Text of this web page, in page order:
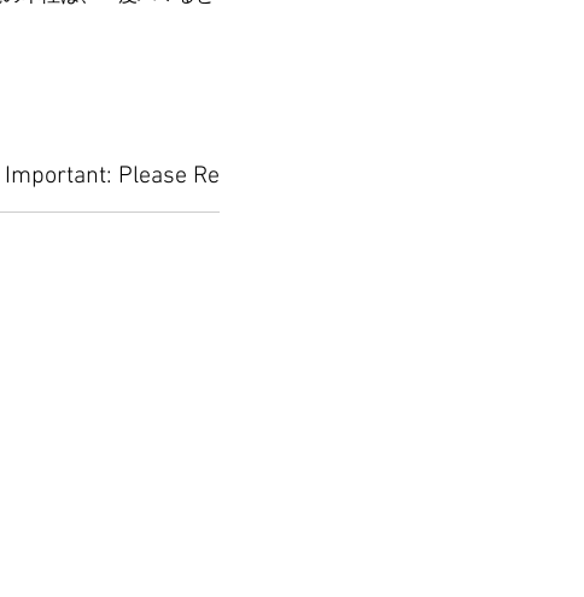
Please Read Before Placing Your Orde